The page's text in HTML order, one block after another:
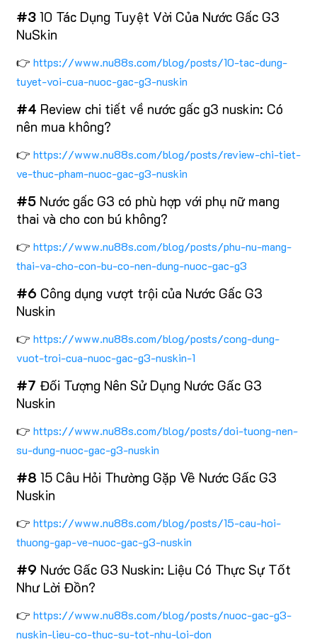
#3 10 Tác Dụng Tuyệt Vời Của Nước Gấc G3
NuSkin
👉 https://www.nu88s.com/blog/posts/10-tac-dung-
tuyet-voi-cua-nuoc-gac-g3-nuskin
#4 Review chi tiết về nước gấc g3 nuskin: Có
nên mua không?
👉 https://www.nu88s.com/blog/posts/review-chi-tiet-
ve-thuc-pham-nuoc-gac-g3-nuskin
#5 Nước gấc G3 có phù hợp với phụ nữ mang
thai và cho con bú không?
👉 https://www.nu88s.com/blog/posts/phu-nu-mang-
thai-va-cho-con-bu-co-nen-dung-nuoc-gac-g3
#6 Công dụng vượt trội của Nước Gấc G3
Nuskin
👉 https://www.nu88s.com/blog/posts/cong-dung-
vuot-troi-cua-nuoc-gac-g3-nuskin-1
#7 Đối Tượng Nên Sử Dụng Nước Gấc G3
Nuskin
👉 https://www.nu88s.com/blog/posts/doi-tuong-nen-
su-dung-nuoc-gac-g3-nuskin
#8 15 Câu Hỏi Thường Gặp Về Nước Gấc G3
Nuskin
👉 https://www.nu88s.com/blog/posts/15-cau-hoi-
thuong-gap-ve-nuoc-gac-g3-nuskin
#9 Nước Gấc G3 Nuskin: Liệu Có Thực Sự Tốt
Như Lời Đồn?
👉 https://www.nu88s.com/blog/posts/nuoc-gac-g3-
nuskin-lieu-co-thuc-su-tot-nhu-loi-don